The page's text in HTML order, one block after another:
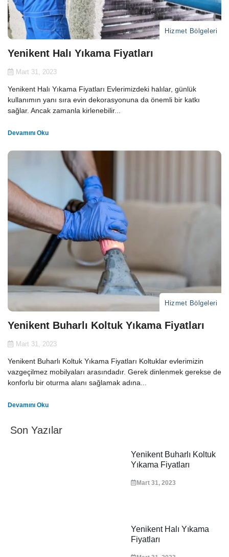
Hizmet Bölgeleri
Yenikent Halı Yıkama Fiyatları
Mart 31, 2023
Yenikent Halı Yıkama Fiyatları Evlerimizdeki halılar, günlük
kullanımın yanı sıra evin dekorasyonuna da önemli bir katkı
sağlar. Ancak zamanla kirlenebilir...
Devamını Oku
Hizmet Bölgeleri
Yenikent Buharlı Koltuk Yıkama Fiyatları
Mart 31, 2023
Yenikent Buharlı Koltuk Yıkama Fiyatları Koltuklar evlerimizin
vazgeçilmez mobilyaları arasındadır. Gerek dinlenmek gerekse de
konforlu bir oturma alanı sağlamak adına...
Devamını Oku
Son Yazılar
Yenikent Buharlı Koltuk
Yıkama Fiyatları
Mart 31, 2023
Yenikent Halı Yıkama
Fiyatları